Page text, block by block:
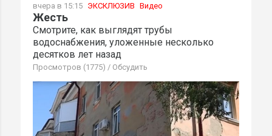
вчера в 15:15 ЭКСКЛЮЗИВ Видео
Жесть
Смотрите, как выглядят трубы
водоснабжения, уложенные несколько
десятков лет назад
Просмотров (1775) / Обсудить